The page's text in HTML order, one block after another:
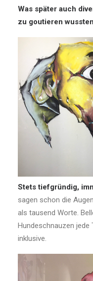
Was später auch
zu goutieren
Stets tiefgründig,
sagen schon die
als tausend Worte.
Hundeschnauzen jede
inklusive.